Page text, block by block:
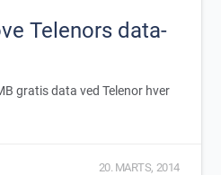
Telenors data-
gratis data ved Telenor hver
20. MARTS, 2014